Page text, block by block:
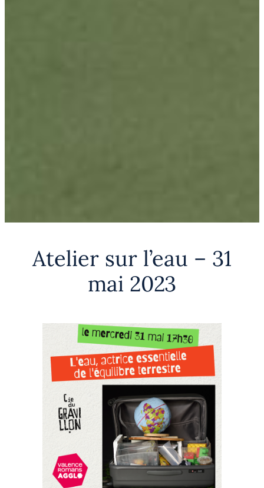
Atelier sur l’eau – 31
mai 2023